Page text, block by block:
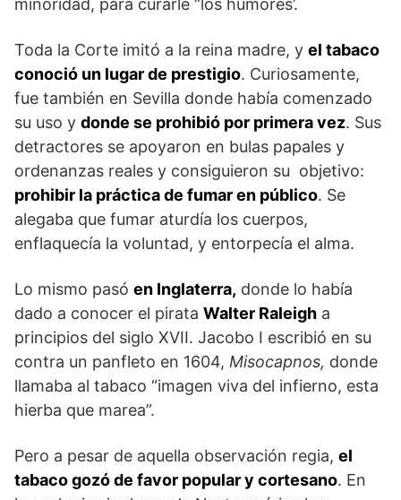
minoridad, para curarle “los humores’.
Toda la Corte imitó a la reina madre, y el tabaco
conoció un lugar de prestigio. Curiosamente,
fue también en Sevilla donde había comenzado
su uso y donde se prohibió por primera vez. Sus
detractores se apoyaron en bulas papales y
ordenanzas reales y consiguieron su objetivo:
prohibir la práctica de fumar en público. Se
alegaba que fumar aturdía los cuerpos,
enflaquecía la voluntad, y entorpecía el alma.
Lo mismo pasó en Inglaterra, donde lo había
dado a conocer el pirata Walter Raleigh a
principios del siglo XVII. Jacobo I escribió en su
contra un panfleto en 1604, Misocapnos, donde
llamaba al tabaco “imagen viva del infierno, esta
hierba que marea”.
Pero a pesar de aquella observación regia, el
tabaco gozó de favor popular y cortesano. En